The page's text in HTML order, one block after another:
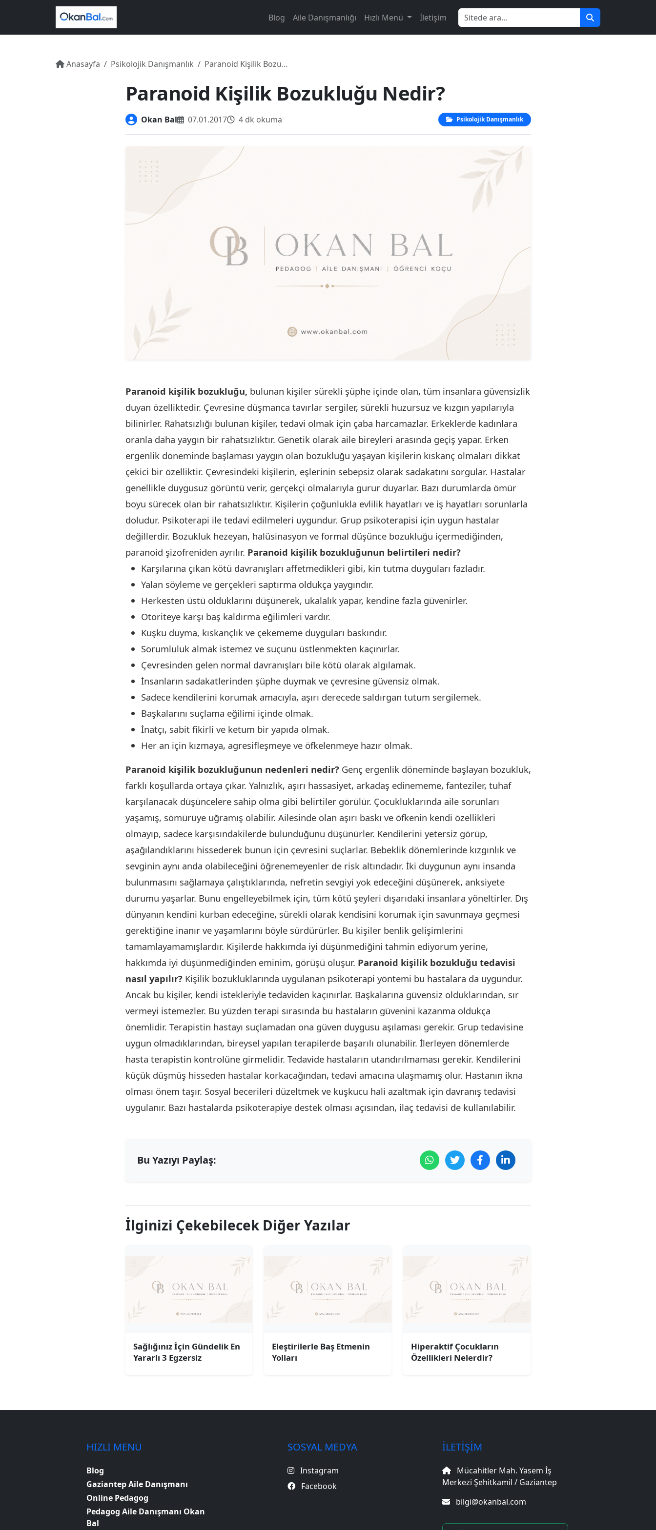
Blog Aile Danışmanlığı Hızlı Menü İletişim
Anasayfa Psikolojik Danışmanlık Paranoid Kişilik Bozukluğu Nedir?
Paranoid Kişilik Bozukluğu Nedir?
Okan Bal 07.01.2017 4 dk okuma Psikolojik Danışmanlık
Paranoid kişilik bozukluğu, bulunan kişiler sürekli şüphe içinde olan, tüm insanlara güvensizlik
duyan özelliktedir. Çevresine düşmanca tavırlar sergiler, sürekli huzursuz ve kızgın yapılarıyla
bilinirler. Rahatsızlığı bulunan kişiler, tedavi olmak için çaba harcamazlar. Erkeklerde kadınlara
oranla daha yaygın bir rahatsızlıktır. Genetik olarak aile bireyleri arasında geçiş yapar. Erken
ergenlik döneminde başlaması yaygın olan bozukluğu yaşayan kişilerin kıskanç olmaları dikkat
çekici bir özelliktir. Çevresindeki kişilerin, eşlerinin sebepsiz olarak sadakatını sorgular. Hastalar
genellikle duygusuz görüntü verir, gerçekçi olmalarıyla gurur duyarlar. Bazı durumlarda ömür
boyu sürecek olan bir rahatsızlıktır. Kişilerin çoğunlukla evlilik hayatları ve iş hayatları sorunlarla
doludur. Psikoterapi ile tedavi edilmeleri uygundur. Grup psikoterapisi için uygun hastalar
değillerdir. Bozukluk hezeyan, halüsinasyon ve formal düşünce bozukluğu içermediğinden,
paranoid şizofreniden ayrılır. Paranoid kişilik bozukluğunun belirtileri nedir?
Karşılarına çıkan kötü davranışları affetmedikleri gibi, kin tutma duyguları fazladır.
Yalan söyleme ve gerçekleri saptırma oldukça yaygındır.
Herkesten üstü olduklarını düşünerek, ukalalık yapar, kendine fazla güvenirler.
Otoriteye karşı baş kaldırma eğilimleri vardır.
Kuşku duyma, kıskançlık ve çekememe duyguları baskındır.
Sorumluluk almak istemez ve suçunu üstlenmekten kaçınırlar.
Çevresinden gelen normal davranışları bile kötü olarak algılamak.
İnsanların sadakatlerinden şüphe duymak ve çevresine güvensiz olmak.
Sadece kendilerini korumak amacıyla, aşırı derecede saldırgan tutum sergilemek.
Başkalarını suçlama eğilimi içinde olmak.
İnatçı, sabit fikirli ve ketum bir yapıda olmak.
Her an için kızmaya, agresifleşmeye ve öfkelenmeye hazır olmak.
Paranoid kişilik bozukluğunun nedenleri nedir?Genç ergenlik döneminde başlayan bozukluk,
farklı koşullarda ortaya çıkar. Yalnızlık, aşırı hassasiyet, arkadaş edinememe, fanteziler, tuhaf
karşılanacak düşüncelere sahip olma gibi belirtiler görülür. Çocukluklarında aile sorunları
yaşamış, sömürüye uğramış olabilir. Ailesinde olan aşırı baskı ve öfkenin kendi özellikleri
olmayıp, sadece karşısındakilerde bulunduğunu düşünürler. Kendilerini yetersiz görüp,
aşağılandıklarını hissederek bunun için çevresini suçlarlar. Bebeklik dönemlerinde kızgınlık ve
sevginin aynı anda olabileceğini öğrenemeyenler de risk altındadır. İki duygunun aynı insanda
bulunmasını sağlamaya çalıştıklarında, nefretin sevgiyi yok edeceğini düşünerek, anksiyete
durumu yaşarlar. Bunu engelleyebilmek için, tüm kötü şeyleri dışarıdaki insanlara yöneltirler. Dış
dünyanın kendini kurban edeceğine, sürekli olarak kendisini korumak için savunmaya geçmesi
gerektiğine inanır ve yaşamlarını böyle sürdürürler. Bu kişiler benlik gelişimlerini
tamamlayamamışlardır. Kişilerde hakkımda iyi düşünmediğini tahmin ediyorum yerine,
hakkımda iyi düşünmediğinden eminim, görüşü oluşur. Paranoid kişilik bozukluğu tedavisi
nasıl yapılır?Kişilik bozukluklarında uygulanan psikoterapi yöntemi bu hastalara da uygundur.
Ancak bu kişiler, kendi istekleriyle tedaviden kaçınırlar. Başkalarına güvensiz olduklarından, sır
vermeyi istemezler. Bu yüzden terapi sırasında bu hastaların güvenini kazanma oldukça
önemlidir. Terapistin hastayı suçlamadan ona güven duygusu aşılaması gerekir. Grup tedavisine
uygun olmadıklarından, bireysel yapılan terapilerde başarılı olunabilir. İlerleyen dönemlerde
hasta terapistin kontrolüne girmelidir. Tedavide hastaların utandırılmaması gerekir. Kendilerini
küçük düşmüş hisseden hastalar korkacağından, tedavi amacına ulaşmamış olur. Hastanın ikna
olması önem taşır. Sosyal becerileri düzeltmek ve kuşkucu hali azaltmak için davranış tedavisi
uygulanır. Bazı hastalarda psikoterapiye destek olması açısından, ilaç tedavisi de kullanılabilir.
Bu Yazıyı Paylaş:
İlginizi Çekebilecek Diğer Yazılar
Sağlığınız İçin Gündelik En
Yararlı 3 Egzersiz
Eleştirilerle Baş Etmenin
Yolları
Hiperaktif Çocukların
Özellikleri Nelerdir?
HIZLI MENÜ
Blog
Gaziantep Aile Danışmanı
Online Pedagog
Pedagog Aile Danışmanı Okan
Bal
SOSYAL MEDYA
Instagram
Facebook
İLETIŞIM
Mücahitler Mah. Yasem İş
Merkezi Şehitkamil / Gaziantep
bilgi@okanbal.com